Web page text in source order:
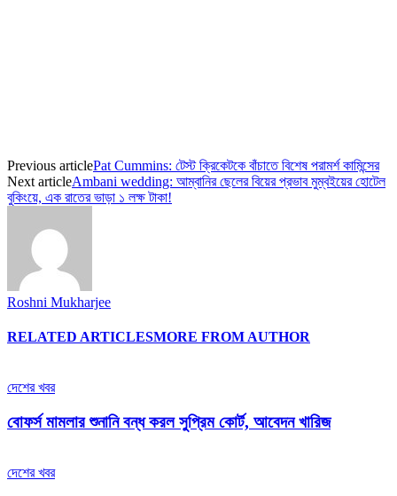
Previous articlePat Cummins: টেস্ট ক্রিকেটকে বাঁচাতে বিশেষ পরামর্শ কামিন্সের
Next articleAmbani wedding: আম্বানির ছেলের বিয়ের প্রভাব মুম্বইয়ের হোটেল
বুকিংয়ে, এক রাতের ভাড়া ১ লক্ষ টাকা!
Roshni Mukharjee
RELATED ARTICLESMORE FROM AUTHOR
দেশের খবর
বোফর্স মামলার শুনানি বন্ধ করল সুপ্রিম কোর্ট, আবেদন খারিজ
দেশের খবর